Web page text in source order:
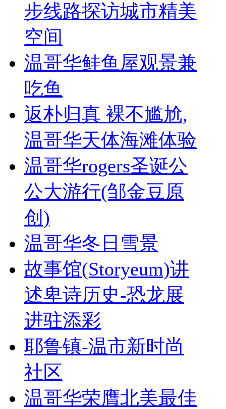
步线路探访城市精美
空间
温哥华鲑鱼屋观景兼
吃鱼
返朴归真 裸不尴尬,
温哥华天体海滩体验
温哥华rogers圣诞公
公大游行(邹金豆原
创)
温哥华冬日雪景
故事馆(Storyeum)讲
述卑诗历史-恐龙展
进驻添彩
耶鲁镇-温市新时尚
社区
温哥华荣膺北美最佳